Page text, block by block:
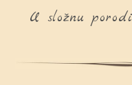
U složnu